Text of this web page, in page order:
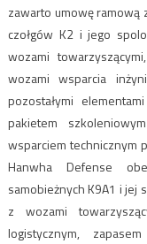
zawarto umowę ramową
czołgów K2 i jego
wozami
wozami wsparcia
pozostałymi
pakietem
wsparciem technicznym
Hanwha Defense
samobieżnych K9A1 i
z wozami
logistycznym,